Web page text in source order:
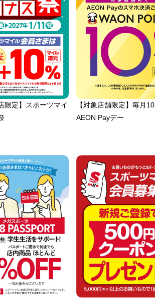
限定】スポーツマイ
【対象店舗限定】毎月10
AEON Payデー